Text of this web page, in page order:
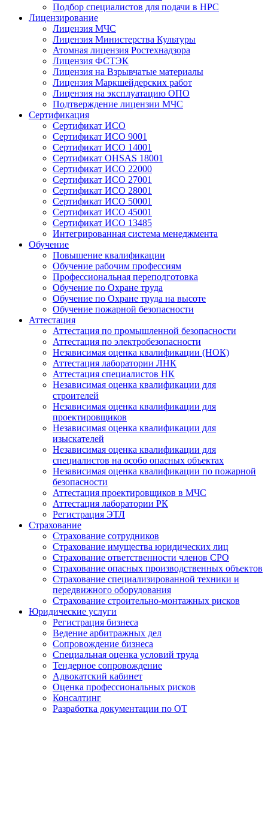
Подбор специалистов для подачи в НРС
Лицензирование
Лицензия МЧС
Лицензия Министерства Культуры
Атомная лицензия Ростехнадзора
Лицензия ФСТЭК
Лицензия на Взрывчатые материалы
Лицензия Маркшейдерских работ
Лицензия на эксплуатацию ОПО
Подтверждение лицензии МЧС
Сертификация
Сертификат ИСО
Сертификат ИСО 9001
Сертификат ИСО 14001
Сертификат OHSAS 18001
Сертификат ИСО 22000
Сертификат ИСО 27001
Сертификат ИСО 28001
Сертификат ИСО 50001
Сертификат ИСО 45001
Сертификат ИСО 13485
Интегрированная система менеджмента
Обучение
Повышение квалификации
Обучение рабочим профессиям
Профессиональная переподготовка
Обучение по Охране труда
Обучение по Охране труда на высоте
Обучение пожарной безопасности
Аттестация
Аттестация по промышленной безопасности
Аттестация по электробезопасности
Независимая оценка квалификации (НОК)
Аттестация лаборатории ЛНК
Аттестация специалистов НК
Независимая оценка квалификации для
строителей
Независимая оценка квалификации для
проектировщиков
Независимая оценка квалификации для
изыскателей
Независимая оценка квалификации для
специалистов на особо опасных объектах
Независимая оценка квалификации по пожарной
безопасности
Аттестация проектировщиков в МЧС
Аттестация лаборатории РК
Регистрация ЭТЛ
Страхование
Страхование сотрудников
Страхование имущества юридических лиц
Страхование ответственности членов СРО
Страхование опасных производственных объектов
Страхование специализированной техники и
передвижного оборудования
Страхование строительно-монтажных рисков
Юридические услуги
Регистрация бизнеса
Ведение арбитражных дел
Сопровождение бизнеса
Специальная оценка условий труда
Тендерное сопровождение
Адвокатский кабинет
Оценка профессиональных рисков
Консалтинг
Разработка документации по ОТ